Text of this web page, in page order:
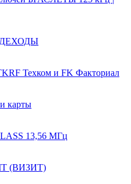
Техком и FK Факториал
карты
13,56 МГц
(ВИЗИТ)